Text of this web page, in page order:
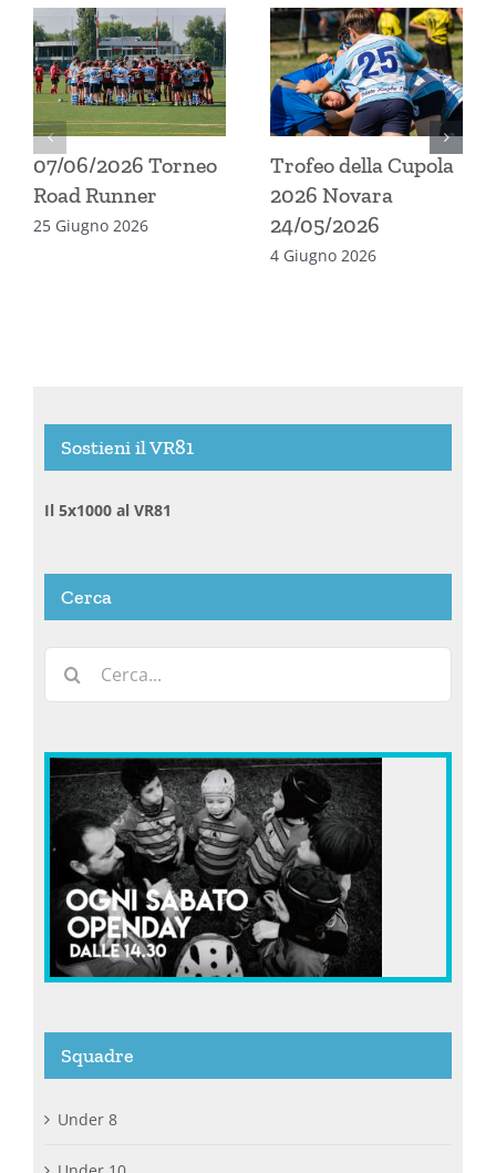
07/06/2026 Torneo
Road Runner
25 Giugno 2026
Trofeo della Cupola
2026 Novara
24/05/2026
4 Giugno 2026
Sostieni il VR81
Il 5x1000 al VR81
Cerca
per:
Squadre
Under 8